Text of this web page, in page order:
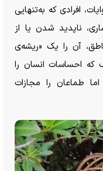
افرادی که به‌تنهایی
ناپدید شدن یا از
آن را یک «ریشه‌ی
که احساسات انسان را
طماعان را مجازات